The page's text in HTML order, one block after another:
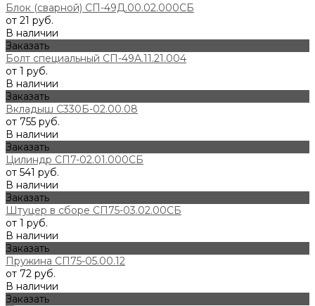
Блок (сварной) СП-49Д.00.02.000СБ
от 21 руб.
В наличии
Заказать
Болт специальный СП-49А.11.21.004
от 1 руб.
В наличии
Заказать
Вкладыш С330Б-02.00.08
от 755 руб.
В наличии
Заказать
Цилиндр СП7-02.01.000СБ
от 541 руб.
В наличии
Заказать
Штуцер в сборе СП75-03.02.00СБ
от 1 руб.
В наличии
Заказать
Пружина СП75-05.00.12
от 72 руб.
В наличии
Заказать